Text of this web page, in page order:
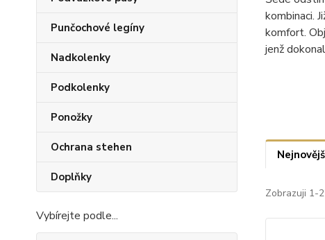
Punčochové legíny
Nadkolenky
Podkolenky
Ponožky
Ochrana stehen
Doplňky
Vybírejte podle...
kombinaci.
komfort.
jenž
Zobrazuji 1-